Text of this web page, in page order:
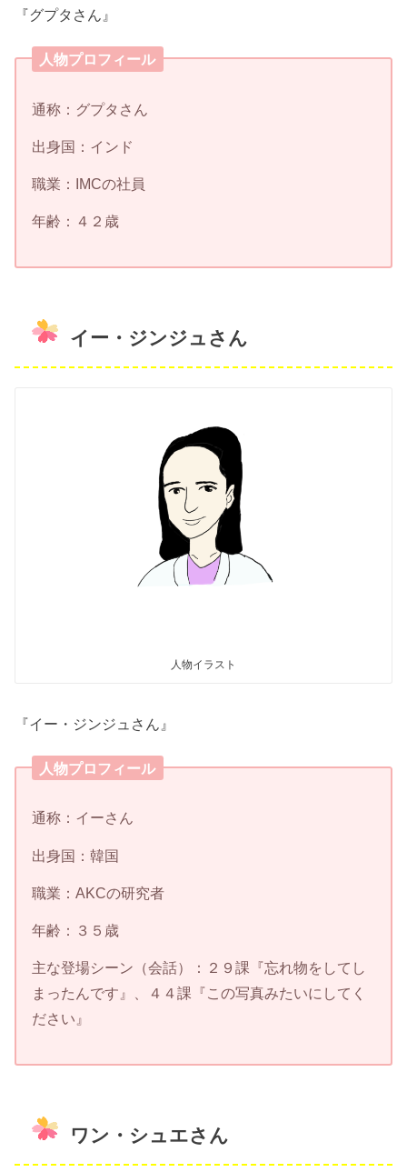
『グプタさん』
人物プロフィール
通称：グプタさん
出身国：インド
職業：IMCの社員
年齢：４２歳
イー・ジンジュさん
人物イラスト
『イー・ジンジュさん』
人物プロフィール
通称：イーさん
出身国：韓国
職業：AKCの研究者
年齢：３５歳
主な登場シーン（会話）：２９課『忘れ物をしてし
まったんです』、４４課『この写真みたいにしてく
ださい』
ワン・シュエさん